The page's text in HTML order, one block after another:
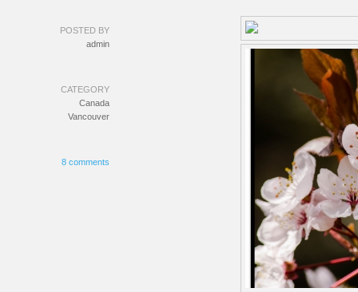
POSTED BY
admin
CATEGORY
Canada
Vancouver
8 comments